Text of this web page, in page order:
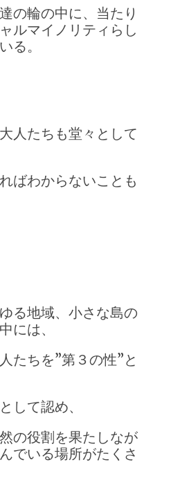
の輪の中に、当たり
ルマイノリティらし
る。
人たちも堂々として
ばわからないことも
る地域、小さな島の
には、
たちを”第３の性”と
して認め、
の役割を果たしなが
でいる場所がたくさ